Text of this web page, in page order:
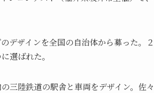
デザインを全国の自治体から募った。
選ばれた。
三陸鉄道の駅舎と車両をデザイン。佐